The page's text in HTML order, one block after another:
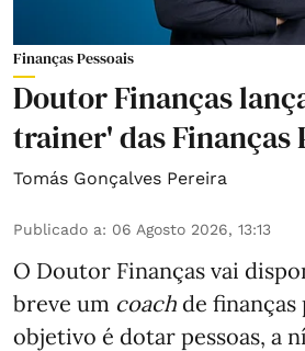
Finanças Pessoais
Doutor Finanças
trainer' das Finanças
Tomás Gonçalves Pereira
Publicado a: 06 Agosto 2026, 13:13
O Doutor Finanças vai
breve um coach de finanças
objetivo é dotar pessoas, a